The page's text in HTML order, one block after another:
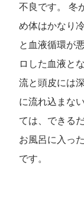
不良です。 冬
め体はかなり
と血液循環が
ロした血液と
流と頭皮には
に流れ込まな
ては、できる
お風呂に入っ
です。